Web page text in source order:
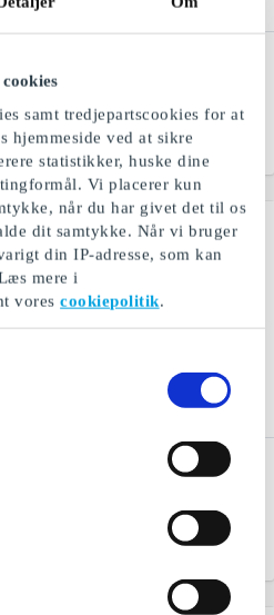
samt tredjepartscookies for at
hjemmeside ved at sikre
statistikker, huske dine
Vi placerer kun
når du har givet det til os
dit samtykke. Når vi bruger
din IP-adresse, som kan
mere i
vorescookiepolitik.
TV 2 Play - serier, nyheder
og underholdning
Fra 179 kr.
Bog & idé Gavekort
og store læseoplevelser